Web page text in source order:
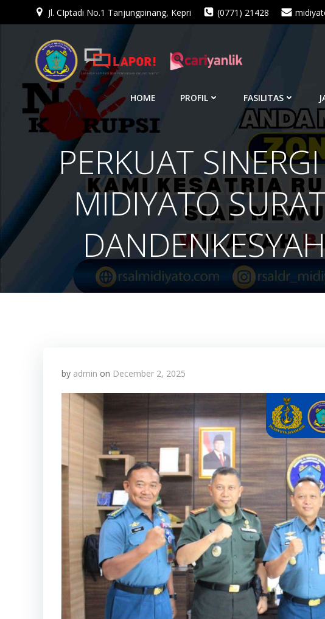
Jl. CIptadi No.1 Tanjungpinang, Kepri (0771) 21428
HOME PROFIL FASILITAS
PERKUAT
MIDIYATO
by admin on December 2, 2025